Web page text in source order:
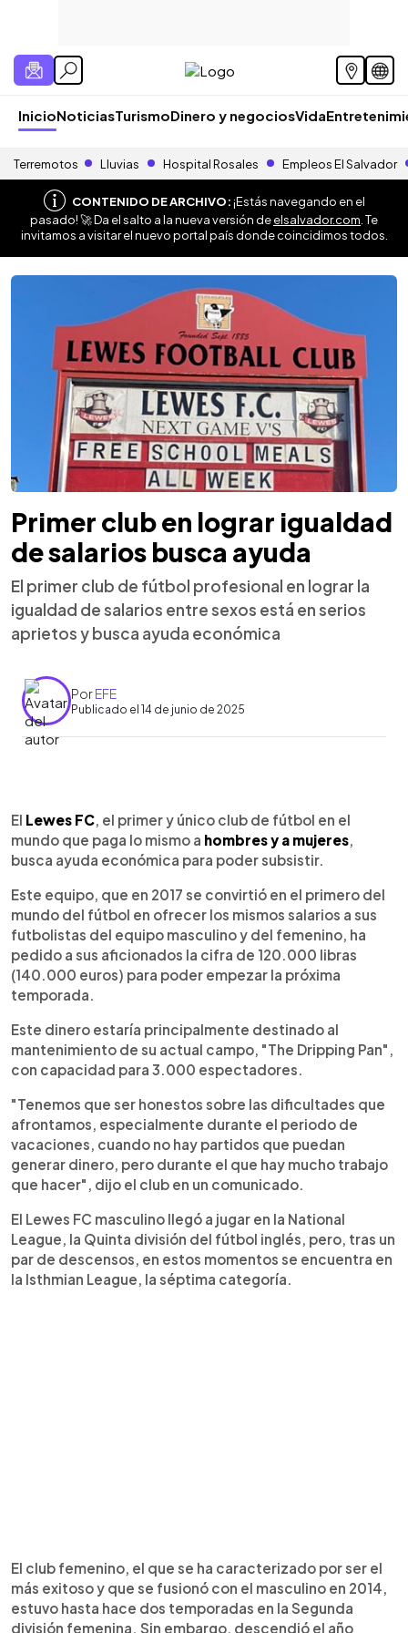
InicioNoticiasTurismoDinero y negociosVida
Terremotos Lluvias Hospital Rosales Empleos El Salvador
CONTENIDO DE ARCHIVO:¡Estás navegando en el
pasado! 🚀 Da el salto a la nueva versión deelsalvador.com . Te
invitamos a visitar el nuevo portal país donde coincidimos todos.
Primer club en lograr igualdad
de salarios busca ayuda
El primer club de fútbol profesional en lograr la
igualdad de salarios entre sexos está en serios
aprietos y busca ayuda económica
PorEFE
Publicado el 14 de junio de 2025
Escuchar artículo
El Lewes FC, el primer y único club de fútbol en el
mundo que paga lo mismo a hombres y a mujeres,
busca ayuda económica para poder subsistir.
Este equipo, que en 2017 se convirtió en el primero del
mundo del fútbol en ofrecer los mismos salarios a sus
futbolistas del equipo masculino y del femenino, ha
pedido a sus aficionados la cifra de 120.000 libras
(140.000 euros) para poder empezar la próxima
temporada.
Este dinero estaría principalmente destinado al
mantenimiento de su actual campo, "The Dripping Pan",
con capacidad para 3.000 espectadores.
"Tenemos que ser honestos sobre las dificultades que
afrontamos, especialmente durante el periodo de
vacaciones, cuando no hay partidos que puedan
generar dinero, pero durante el que hay mucho trabajo
que hacer", dijo el club en un comunicado.
El Lewes FC masculino llegó a jugar en la National
League, la Quinta división del fútbol inglés, pero, tras un
par de descensos, en estos momentos se encuentra en
la Isthmian League, la séptima categoría.
El club femenino, el que se ha caracterizado por ser el
más exitoso y que se fusionó con el masculino en 2014,
estuvo hasta hace dos temporadas en la Segunda
división femenina. Sin embargo, descendió el año